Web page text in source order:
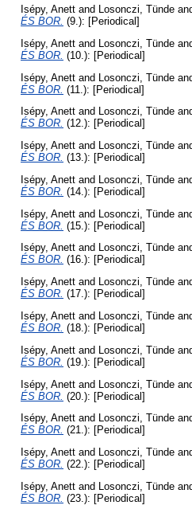
Isépy, Anett and Losonczi, Tünde
ÉS BOR. (9.): [Periodical]
Isépy, Anett and Losonczi, Tünde
ÉS BOR. (10.): [Periodical]
Isépy, Anett and Losonczi, Tünde
ÉS BOR. (11.): [Periodical]
Isépy, Anett and Losonczi, Tünde
ÉS BOR. (12.): [Periodical]
Isépy, Anett and Losonczi, Tünde
ÉS BOR. (13.): [Periodical]
Isépy, Anett and Losonczi, Tünde
ÉS BOR. (14.): [Periodical]
Isépy, Anett and Losonczi, Tünde
ÉS BOR. (15.): [Periodical]
Isépy, Anett and Losonczi, Tünde
ÉS BOR. (16.): [Periodical]
Isépy, Anett and Losonczi, Tünde
ÉS BOR. (17.): [Periodical]
Isépy, Anett and Losonczi, Tünde
ÉS BOR. (18.): [Periodical]
Isépy, Anett and Losonczi, Tünde
ÉS BOR. (19.): [Periodical]
Isépy, Anett and Losonczi, Tünde
ÉS BOR. (20.): [Periodical]
Isépy, Anett and Losonczi, Tünde
ÉS BOR. (21.): [Periodical]
Isépy, Anett and Losonczi, Tünde
ÉS BOR. (22.): [Periodical]
Isépy, Anett and Losonczi, Tünde
ÉS BOR. (23.): [Periodical]